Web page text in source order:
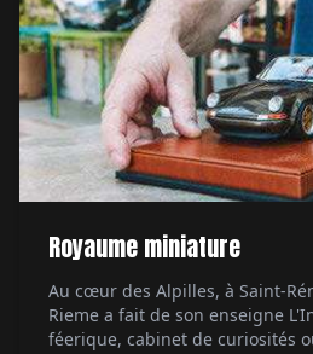
Royaume miniature
Au cœur des Alpilles, à Saint-
Rieme a fait de son enseigne
féerique, cabinet de curiosités